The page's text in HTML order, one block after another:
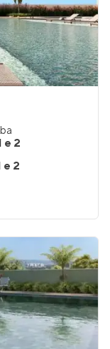
e 2
e 2